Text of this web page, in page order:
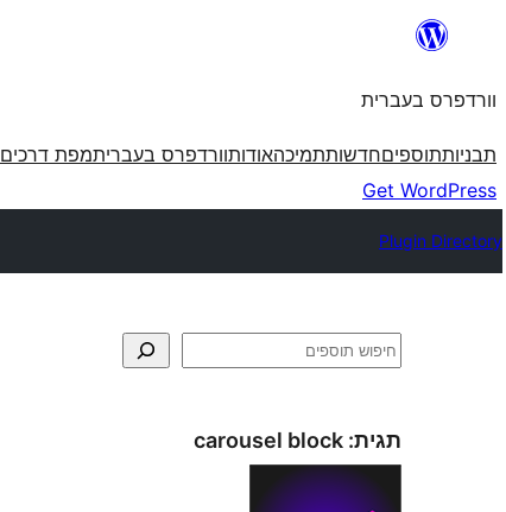
וורדפרס בעברית
תבניותתוספיםחדשותתמיכהאודותוורדפרס בעבריתמפת דרכים
Get WordPress
Plugin Directory
חיפוש
תגית: carousel block